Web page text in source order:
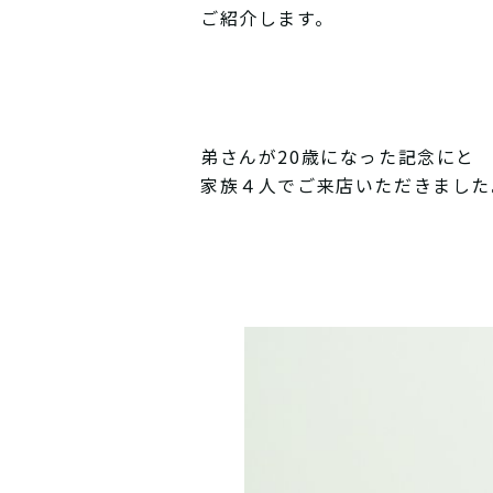
ご紹介します。
弟さんが20歳になった記念にと
家族４人でご来店いただきまし